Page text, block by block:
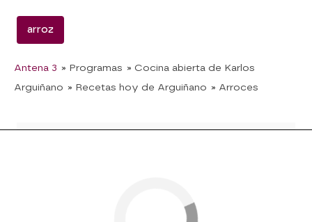
arroz
Antena 3 » Programas » Cocina abierta de Karlos
Arguiñano » Recetas hoy de Arguiñano » Arroces